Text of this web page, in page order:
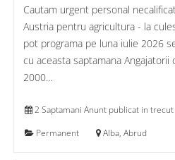
Cautam urgent personal
Austria pentru agricultura - la
pot programa pe luna iulie 2026
cu aceasta saptamana Angajatorii
2000…
2 Saptamani Anunt publicat in trecut
Permanent
Alba, Abrud